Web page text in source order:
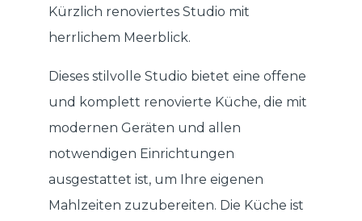
Kürzlich renoviertes Studio mit
herrlichem Meerblick.
Dieses stilvolle Studio bietet eine offene
und komplett renovierte Küche, die mit
modernen Geräten und allen
notwendigen Einrichtungen
ausgestattet ist, um Ihre eigenen
Mahlzeiten zuzubereiten. Die Küche ist